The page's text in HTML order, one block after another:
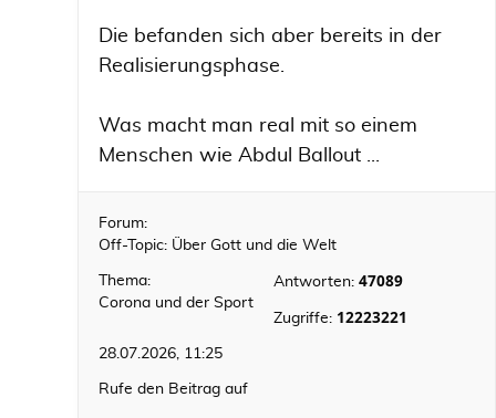
Die befanden sich aber bereits in der
Realisierungsphase.
Was macht man real mit so einem
Menschen wie Abdul Ballout ...
Forum:
Off-Topic: Über Gott und die Welt
Thema:
Corona und der Sport
Antworten: 47089
Zugriffe: 12223221
28.07.2026, 11:25
Rufe den Beitrag auf